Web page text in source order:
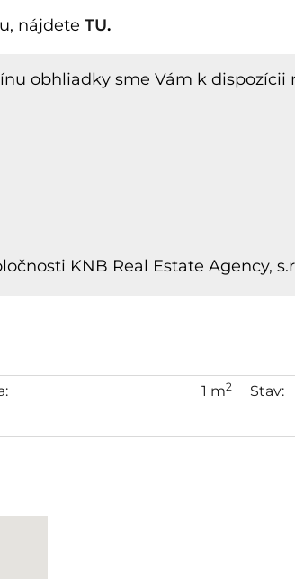
nájdete TU.
obhliadky sme Vám k dispozícii
KNB Real Estate Agency,
1 m2 Stav: